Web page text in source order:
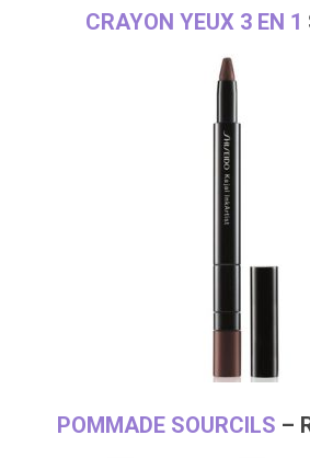
CRAYON YEUX 3 EN 1
POMMADE SOURCILS –